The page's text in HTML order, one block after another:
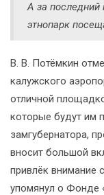
А за последний
этнопарк
В. В. Потёмкин
калужского
отличной
которые будут им
замгубернатора,
вносит большой
привлёк внимание
упомянул о Фонде